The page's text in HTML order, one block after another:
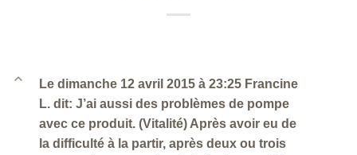
B
Le dimanche 12 avril 2015 à 23:25 Francine
L. dit: J’ai aussi des problèmes de pompe
avec ce produit. (Vitalité) Après avoir eu de
la difficulté à la partir, après deux ou trois